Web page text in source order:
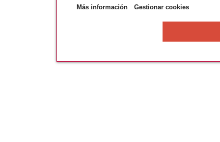
Más información Gestionar cookies